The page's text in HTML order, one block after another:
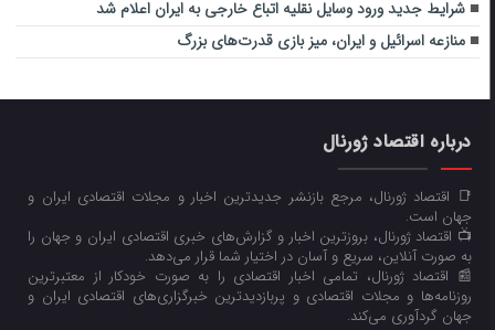
شرایط جدید ورود وسایل نقلیه اتباع خارجی به ایران اعلام شد
منازعه اسرائیل و ایران، میز بازی قدرت‌های بزرگ
درباره اقتصاد ژورنال
📑 اقتصاد ژورنال، مرجع بازنشر جدیدترین اخبار و مجلات اقتصادی ایران و
جهان است.
📺 اقتصاد ژورنال، بروزترین اخبار و گزارش‌های خبری اقتصادی ایران و جهان را
به صورت آنلاین، سریع و آسان در اختیار شما قرار می‌‌دهد.
📰 اقتصاد ژورنال، تمامی اخبار اقتصادی را به صورت خودکار از معتبرترین
روزنامه‌ها و مجلات اقتصادی و پربازدیدترین خبرگزاری‌های اقتصادی ایران و
جهان گردآوری می‌کند.